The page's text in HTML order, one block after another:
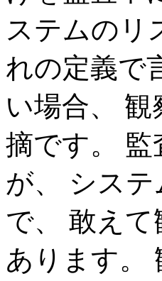
ステムのリ
れの定義で
い場合、
摘です。
が、 シス
で、 敢え
あります。